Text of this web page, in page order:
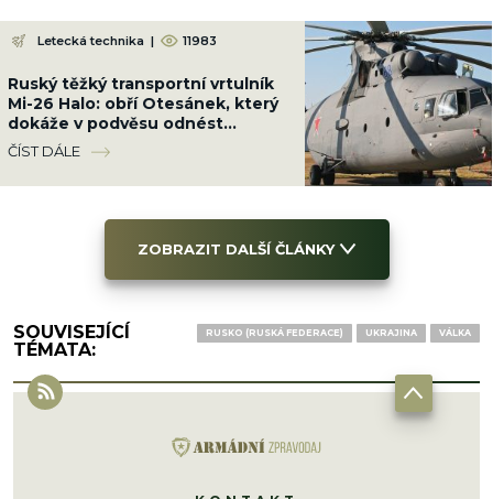
Letecká technika | 11983
Ruský těžký transportní vrtulník
Mi-26 Halo: obří Otesánek, který
dokáže v podvěsu odnést
dopravní letadlo
ČÍST DÁLE
ZOBRAZIT DALŠÍ ČLÁNKY
SOUVISEJÍCÍ
TÉMATA:
RUSKO (RUSKÁ FEDERACE) UKRAJINA VÁLKA